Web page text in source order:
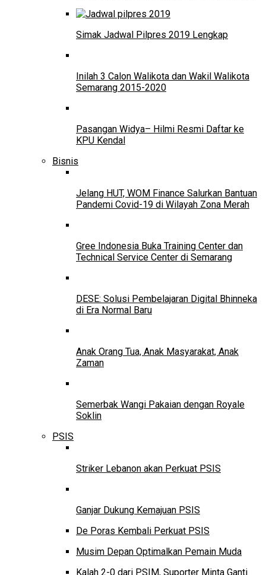
Simak Jadwal Pilpres 2019 Lengkap
Inilah 3 Calon Walikota dan Wakil Walikota
Semarang 2015-2020
Pasangan Widya– Hilmi Resmi Daftar ke
KPU Kendal
Bisnis
Jelang HUT, WOM Finance Salurkan Bantuan
Pandemi Covid-19 di Wilayah Zona Merah
Gree Indonesia Buka Training Center dan
Technical Service Center di Semarang
DESE: Solusi Pembelajaran Digital Bhinneka
di Era Normal Baru
Anak Orang Tua, Anak Masyarakat, Anak
Zaman
Semerbak Wangi Pakaian dengan Royale
Soklin
PSIS
Striker Lebanon akan Perkuat PSIS
Ganjar Dukung Kemajuan PSIS
De Poras Kembali Perkuat PSIS
Musim Depan Optimalkan Pemain Muda
Kalah 2-0 dari PSIM, Suporter Minta Ganti